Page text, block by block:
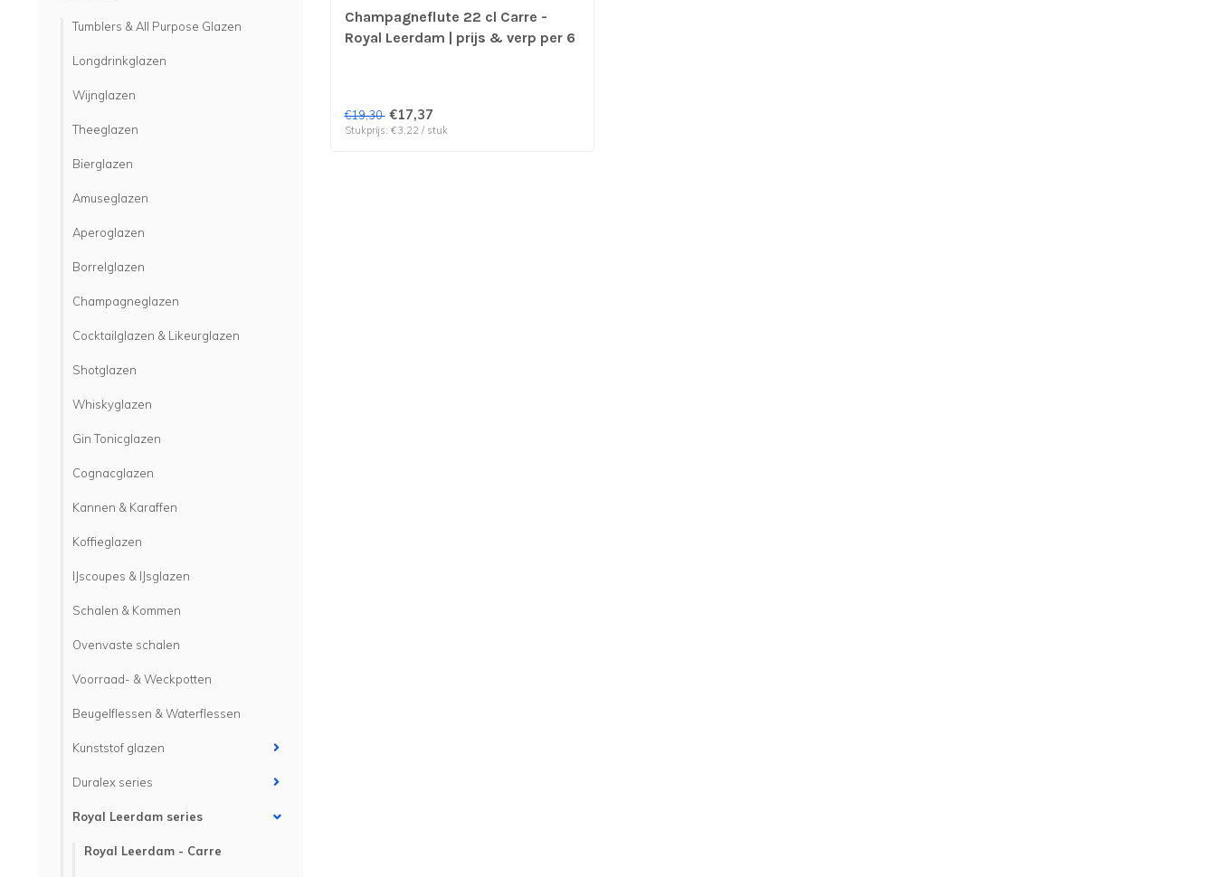
Tumblers & All Purpose Glazen
Longdrinkglazen
Wijnglazen
Theeglazen
Bierglazen
Amuseglazen
Aperoglazen
Borrelglazen
Champagneglazen
Cocktailglazen & Likeurglazen
Shotglazen
Whiskyglazen
Gin Tonicglazen
Cognacglazen
Kannen & Karaffen
Koffieglazen
IJscoupes & IJsglazen
Schalen & Kommen
Ovenvaste schalen
Voorraad- & Weckpotten
Beugelflessen & Waterflessen
Kunststof glazen
Duralex series
Royal Leerdam series
Royal Leerdam - Carre
Champagneflute 22 cl Carre -
Royal Leerdam | prijs & verp per 6
€19,30 €17,37
Stukprijs: €3,22 / stuk